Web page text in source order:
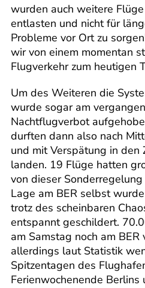
wurden auch weitere
entlasten und nicht für
Probleme vor Ort zu
wir von einem momentan
Flugverkehr zum heutigen
Um des Weiteren die
wurde sogar am
Nachtflugverbot
durften dann also nach
und mit Verspätung in den
landen. 19 Flüge hatten
von dieser
Lage am BER selbst
trotz des scheinbaren
entspannt geschildert.
am Samstag noch am BER
allerdings laut Statistik
Spitzentagen des
Ferienwochenende